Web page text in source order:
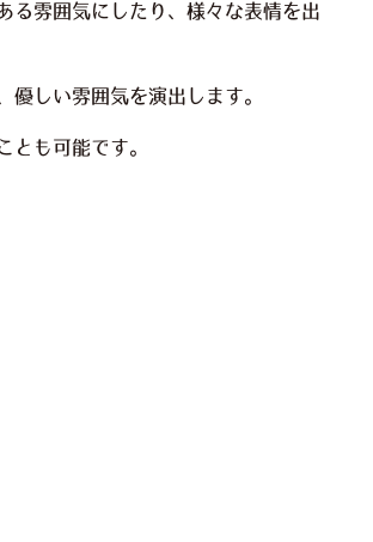
る雰囲気にしたり、様々な表情を出
しい雰囲気を演出します。
とも可能です。